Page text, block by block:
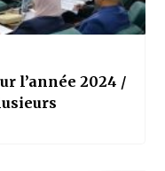
l’année 2024 /